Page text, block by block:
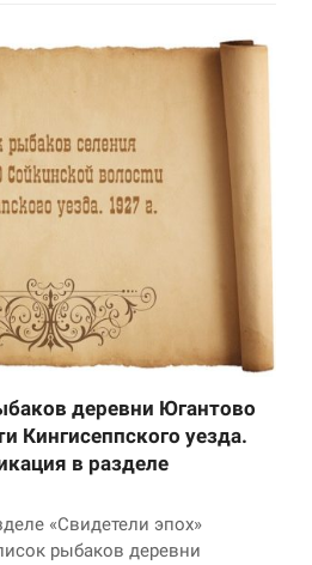
деревни Югантово
Кингисеппского уезда.
в разделе
«Свидетели эпох»
рыбаков деревни